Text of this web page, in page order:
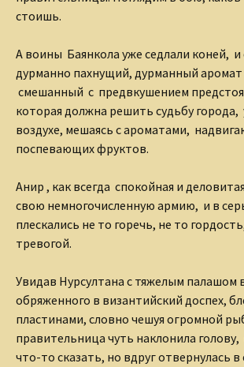
стоишь.
А воины Баянкола уже седлали коней,
дурманно пахнущий, дурманный аромат
смешанный с предвкушением
которая должна решить судьбу города,
воздухе, мешаясь с ароматами,
поспевающих фруктов.
Анир , как всегда спокойная и
свою немногочисленную армию, и в
плескались не то горечь, не то
тревогой.
Увидав Нурсултана с тяжелым палашом
обряженного в византийский доспех,
пластинами, словно чешуя огромной
правительница чуть наклонила голову,
что-то сказать, но вдруг отвернулась